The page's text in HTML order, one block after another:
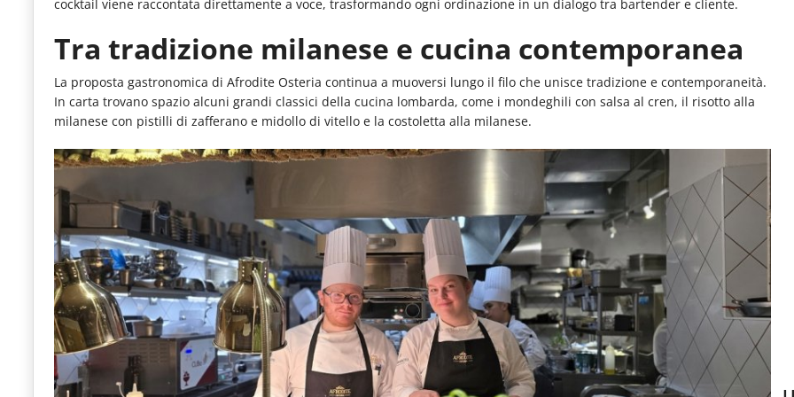
le
novità
comparto
Horeca.
cocktail viene raccontata direttamente a voce, trasformando ogni ordinazione in un dialogo tra bartender e cliente.
Tra tradizione milanese e cucina contemporanea
La proposta gastronomica di Afrodite Osteria continua a muoversi lungo il filo che unisce tradizione e contemporaneità.
In carta trovano spazio alcuni grandi classici della cucina lombarda, come i mondeghili con salsa al cren, il risotto alla
milanese con pistilli di zafferano e midollo di vitello e la costoletta alla milanese.